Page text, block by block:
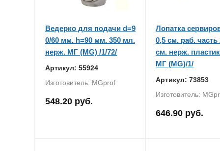
Ведерко для подачи d=9
0/60 мм. h=90 мм. 350 мл.
нерж. МГ (MG) /1/72/
Артикул: 55924
Изготовитель: MGprof
548.20 руб.
Лопатка
0,5 см. раб. часть
см. нерж.
МГ (MG)/1/
Артикул: 73853
Изготовитель:
646.90 руб.